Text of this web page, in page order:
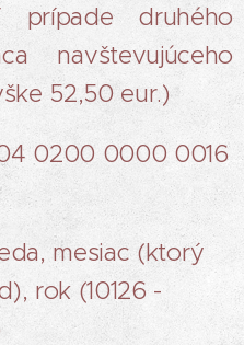
prípade druhého
navštevujúceho
52,50 eur.)
0200 0000 0016
mesiac (ktorý
rok (10126 -